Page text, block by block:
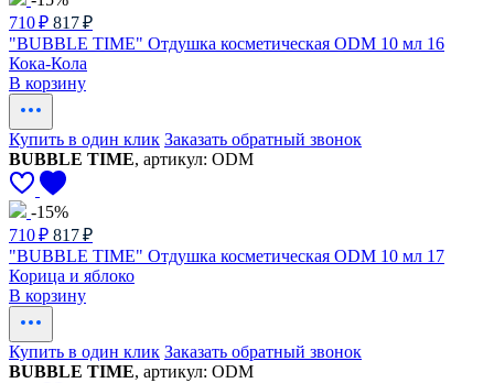
710 ₽ 817 ₽
"BUBBLE TIME" Отдушка косметическая ODM 10 мл 16
Кока-Кола
В корзину
Купить в один клик Заказать обратный звонок
BUBBLE TIME, артикул: ODM
-15%
710 ₽ 817 ₽
"BUBBLE TIME" Отдушка косметическая ODM 10 мл 17
Корица и яблоко
В корзину
Купить в один клик Заказать обратный звонок
BUBBLE TIME, артикул: ODM